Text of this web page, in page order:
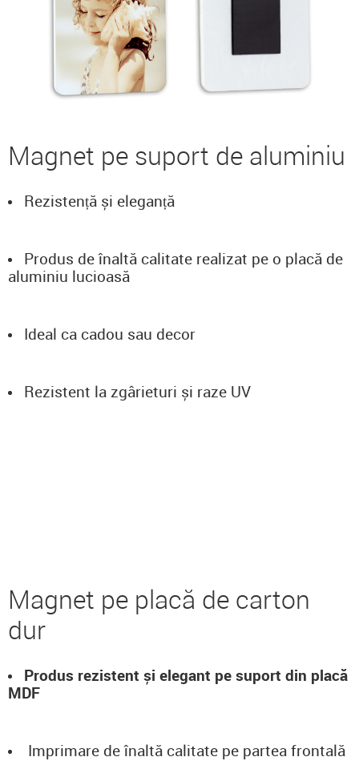
Magnet pe suport de aluminiu
Rezistență și eleganță
Produs de înaltă calitate realizat pe o placă de
aluminiu lucioasă
Ideal ca cadou sau decor
Rezistent la zgârieturi și raze UV
Magnet pe placă de carton
dur
Produs rezistent și elegant pe suport din placă
MDF
Imprimare de înaltă calitate pe partea frontală